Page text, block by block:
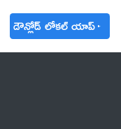
డౌన్లోడ్ లోకల్ యాప్